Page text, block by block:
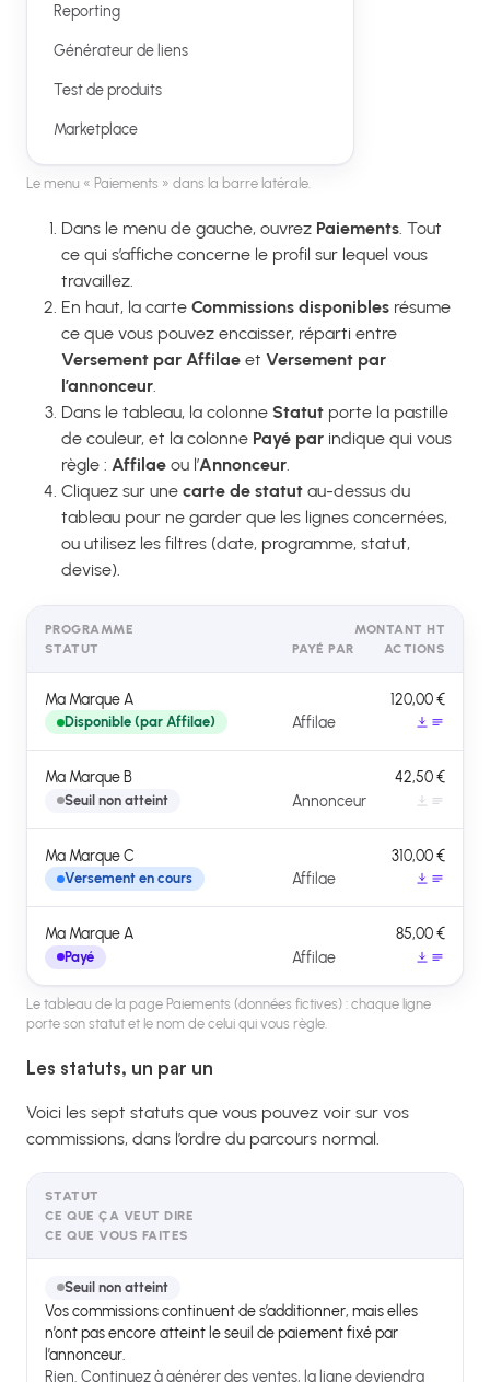
Reporting
Générateur de liens
Test de produits
Marketplace
Le menu « Paiements » dans la barre latérale.
Dans le menu de gauche, ouvrez Paiements. Tout
ce qui s’affiche concerne le profil sur lequel vous
travaillez.
En haut, la carte Commissions disponibles résume
ce que vous pouvez encaisser, réparti entre
Versement par Affilae et Versement par
l’annonceur.
Dans le tableau, la colonne Statut porte la pastille
de couleur, et la colonne Payé par indique qui vous
règle : Affilae ou l’Annonceur.
Cliquez sur une carte de statut au-dessus du
tableau pour ne garder que les lignes concernées,
ou utilisez les filtres (date, programme, statut,
devise).
PROGRAMME
MONTANT HT
STATUT
PAYÉ PAR ACTIONS
Ma Marque A 120,00 €
Disponible (par Affilae) Affilae
Ma Marque B 42,50 €
Seuil non atteint Annonceur
Ma Marque C 310,00 €
Versement en cours Affilae
Ma Marque A 85,00 €
Payé Affilae
Le tableau de la page Paiements (données fictives) : chaque ligne
porte son statut et le nom de celui qui vous règle.
Les statuts, un par un
Voici les sept statuts que vous pouvez voir sur vos
commissions, dans l’ordre du parcours normal.
STATUT
CE QUE ÇA VEUT DIRE
CE QUE VOUS FAITES
Seuil non atteint
Vos commissions continuent de s’additionner, mais elles
n’ont pas encore atteint le seuil de paiement fixé par
l’annonceur.
Rien. Continuez à générer des ventes, la ligne deviendra